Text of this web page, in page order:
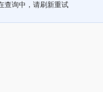
查询中，请刷新重试